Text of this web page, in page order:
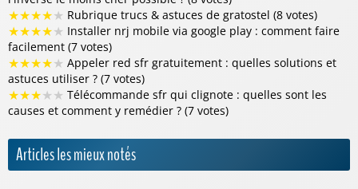
★★★★★ Rubrique trucs & astuces de gratostel (8 votes)
★★★★★ Installer nrj mobile via google play : comment faire
facilement (7 votes)
★★★★★ Appeler red sfr gratuitement : quelles solutions et
astuces utiliser ? (7 votes)
★★★★★ Télécommande sfr qui clignote : quelles sont les
causes et comment y remédier ? (7 votes)
Articles les mieux notés